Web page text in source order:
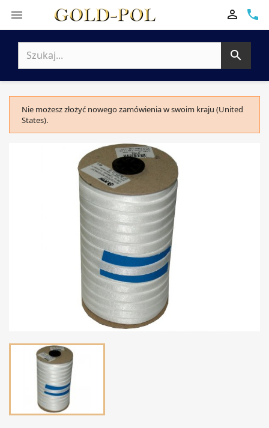
 phone


Nie możesz złożyć nowego zamówienia w swoim kraju (United
States).